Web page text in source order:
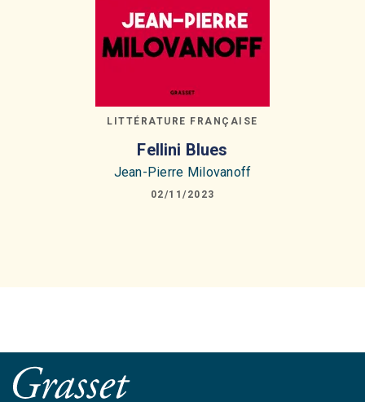
LITTÉRATURE FRANÇAISE
Fellini Blues
Jean-Pierre Milovanoff
02/11/2023